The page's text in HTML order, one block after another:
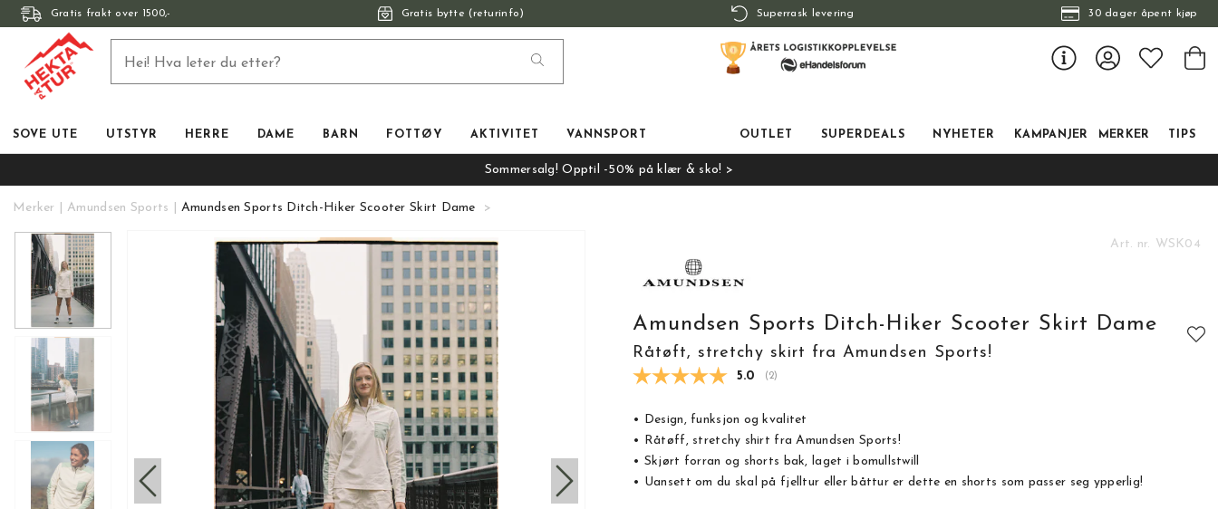
Gratis frakt over 1500,- Gratis bytte (returinfo) Superrask levering 30 dager åpent kjøp
SOVE UTE UTSTYR HERRE DAME BARN FOTTØY AKTIVITET VANNSPORT OUTLET SUPERDEALS NYHETER KAMPANJER MERKER TIPS
Sommersalg! Opptil -50% på klær & sko! >
Merker Amundsen Sports Amundsen Sports Ditch-Hiker Scooter Skirt Dame
Art. nr. WSK04
Amundsen Sports Ditch-Hiker Scooter Skirt Dame
Råtøft, stretchy skirt fra Amundsen Sports!
Gjennomsnittskarakter:
5.0 (stemmer:
2)
• Design, funksjon og kvalitet
• Råtøff, stretchy shirt fra Amundsen Sports!
• Skjørt forran og shorts bak, laget i bomullstwill
• Uansett om du skal på fjelltur eller båttur er dette en shorts som passer seg ypperlig!